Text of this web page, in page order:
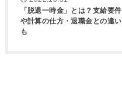
「脱退一時金」とは？支給要件
や計算の仕方・退職金との違い
も